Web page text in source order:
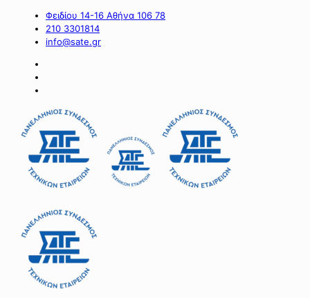
Φειδίου 14-16 Αθήνα 106 78
210 3301814
info@sate.gr